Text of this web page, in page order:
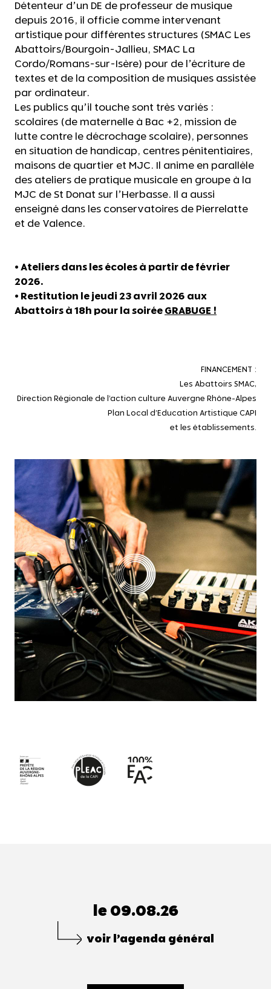
Détenteur d’un DE de professeur de musique
depuis 2016, il officie comme intervenant
artistique pour différentes structures (SMAC Les
Abattoirs/Bourgoin-Jallieu, SMAC La
Cordo/Romans-sur-Isère) pour de l’écriture de
textes et de la composition de musiques assistée
par ordinateur.
Les publics qu’il touche sont très variés :
scolaires (de maternelle à Bac +2, mission de
lutte contre le décrochage scolaire), personnes
en situation de handicap, centres pénitentiaires,
maisons de quartier et MJC. Il anime en parallèle
des ateliers de pratique musicale en groupe à la
MJC de St Donat sur l’Herbasse. Il a aussi
enseigné dans les conservatoires de Pierrelatte
et de Valence.
• Ateliers dans les écoles à partir de février
2026.
• Restitution le jeudi 23 avril 2026 aux
Abattoirs à 18h pour la soirée GRABUGE !
FINANCEMENT :
Les Abattoirs SMAC,
Direction Régionale de l’action culture Auvergne Rhône-Alpes
Plan Local d’Education Artistique CAPI
et les établissements.
le 09.08.26
voir l’agenda général